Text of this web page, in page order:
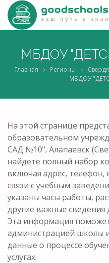
МБДОУ
Главная Регионы
МБДОУ
На этой странице
образовательном
САД №10", Алапаевск
найдете полный набор
включая адрес, телефон,
связи с учебным
указаны часы работы,
другие важные сведения
Эта информация
администрацией школы
данные о процессе
услугах.